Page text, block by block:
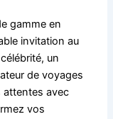
gamme en
invitation au
un
de voyages
attentes avec
vos